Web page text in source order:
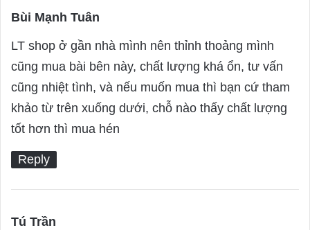
Bùi Mạnh Tuân
a
y
s
:
LT shop ở gần nhà mình nên thỉnh thoảng mình
cũng mua bài bên này, chất lượng khá ổn, tư vấn
cũng nhiệt tình, và nếu muốn mua thì bạn cứ tham
khảo từ trên xuống dưới, chỗ nào thấy chất lượng
tốt hơn thì mua hén
Reply
Tú Trần